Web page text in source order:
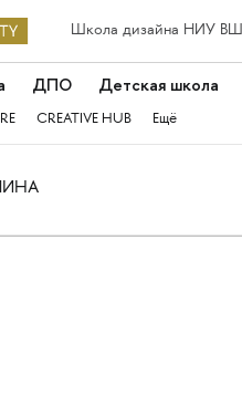
Школа дизайна НИУ
ДПО Детская школа
CREATIVE HUB Ещё